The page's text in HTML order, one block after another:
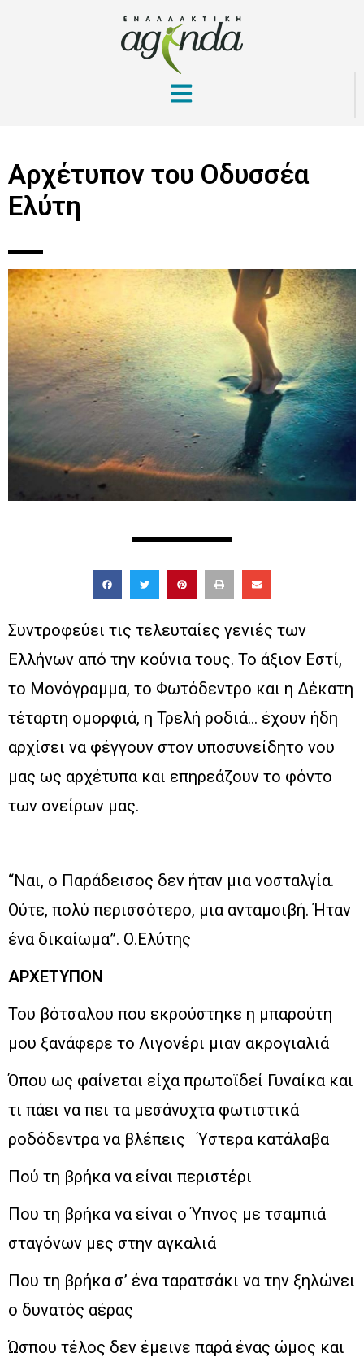
Αρχέτυπον του Οδυσσέα
Ελύτη
Συντροφεύει τις τελευταίες γενιές των
Ελλήνων από την κούνια τους. Το άξιον Εστί,
το Μονόγραμμα, το Φωτόδεντρο και η Δέκατη
τέταρτη ομορφιά, η Τρελή ροδιά… έχουν ήδη
αρχίσει να φέγγουν στον υποσυνείδητο νου
μας ως αρχέτυπα και επηρεάζουν το φόντο
των ονείρων μας.
“Ναι, ο Παράδεισος δεν ήταν μια νοσταλγία.
Ούτε, πολύ περισσότερο, μια ανταμοιβή. Ήταν
ένα δικαίωμα”. Ο.Ελύτης
ΑΡΧΕΤΥΠΟΝ
Του βότσαλου που εκρούστηκε η μπαρούτη
μου ξανάφερε το Λιγονέρι μιαν ακρογιαλιά
Όπου ως φαίνεται είχα πρωτοϊδεί Γυναίκα και
τι πάει να πει τα μεσάνυχτα φωτιστικά
ροδόδεντρα να βλέπεις Ύστερα κατάλαβα
Πού τη βρήκα να είναι περιστέρι
Που τη βρήκα να είναι ο Ύπνος με τσαμπιά
σταγόνων μες στην αγκαλιά
Που τη βρήκα σ’ ένα ταρατσάκι να την ξηλώνει
ο δυνατός αέρας
Ώσπου τέλος δεν έμεινε παρά ένας ώμος και